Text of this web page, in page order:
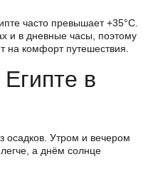
часто превышает +35°C.
и в дневные часы, поэтому
на комфорт путешествия.
в
Утром и вечером
а днём солнце